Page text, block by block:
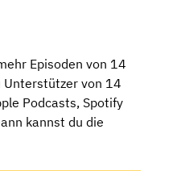
Episoden von 14
Unterstützer von 14
Podcasts, Spotify
kannst du die